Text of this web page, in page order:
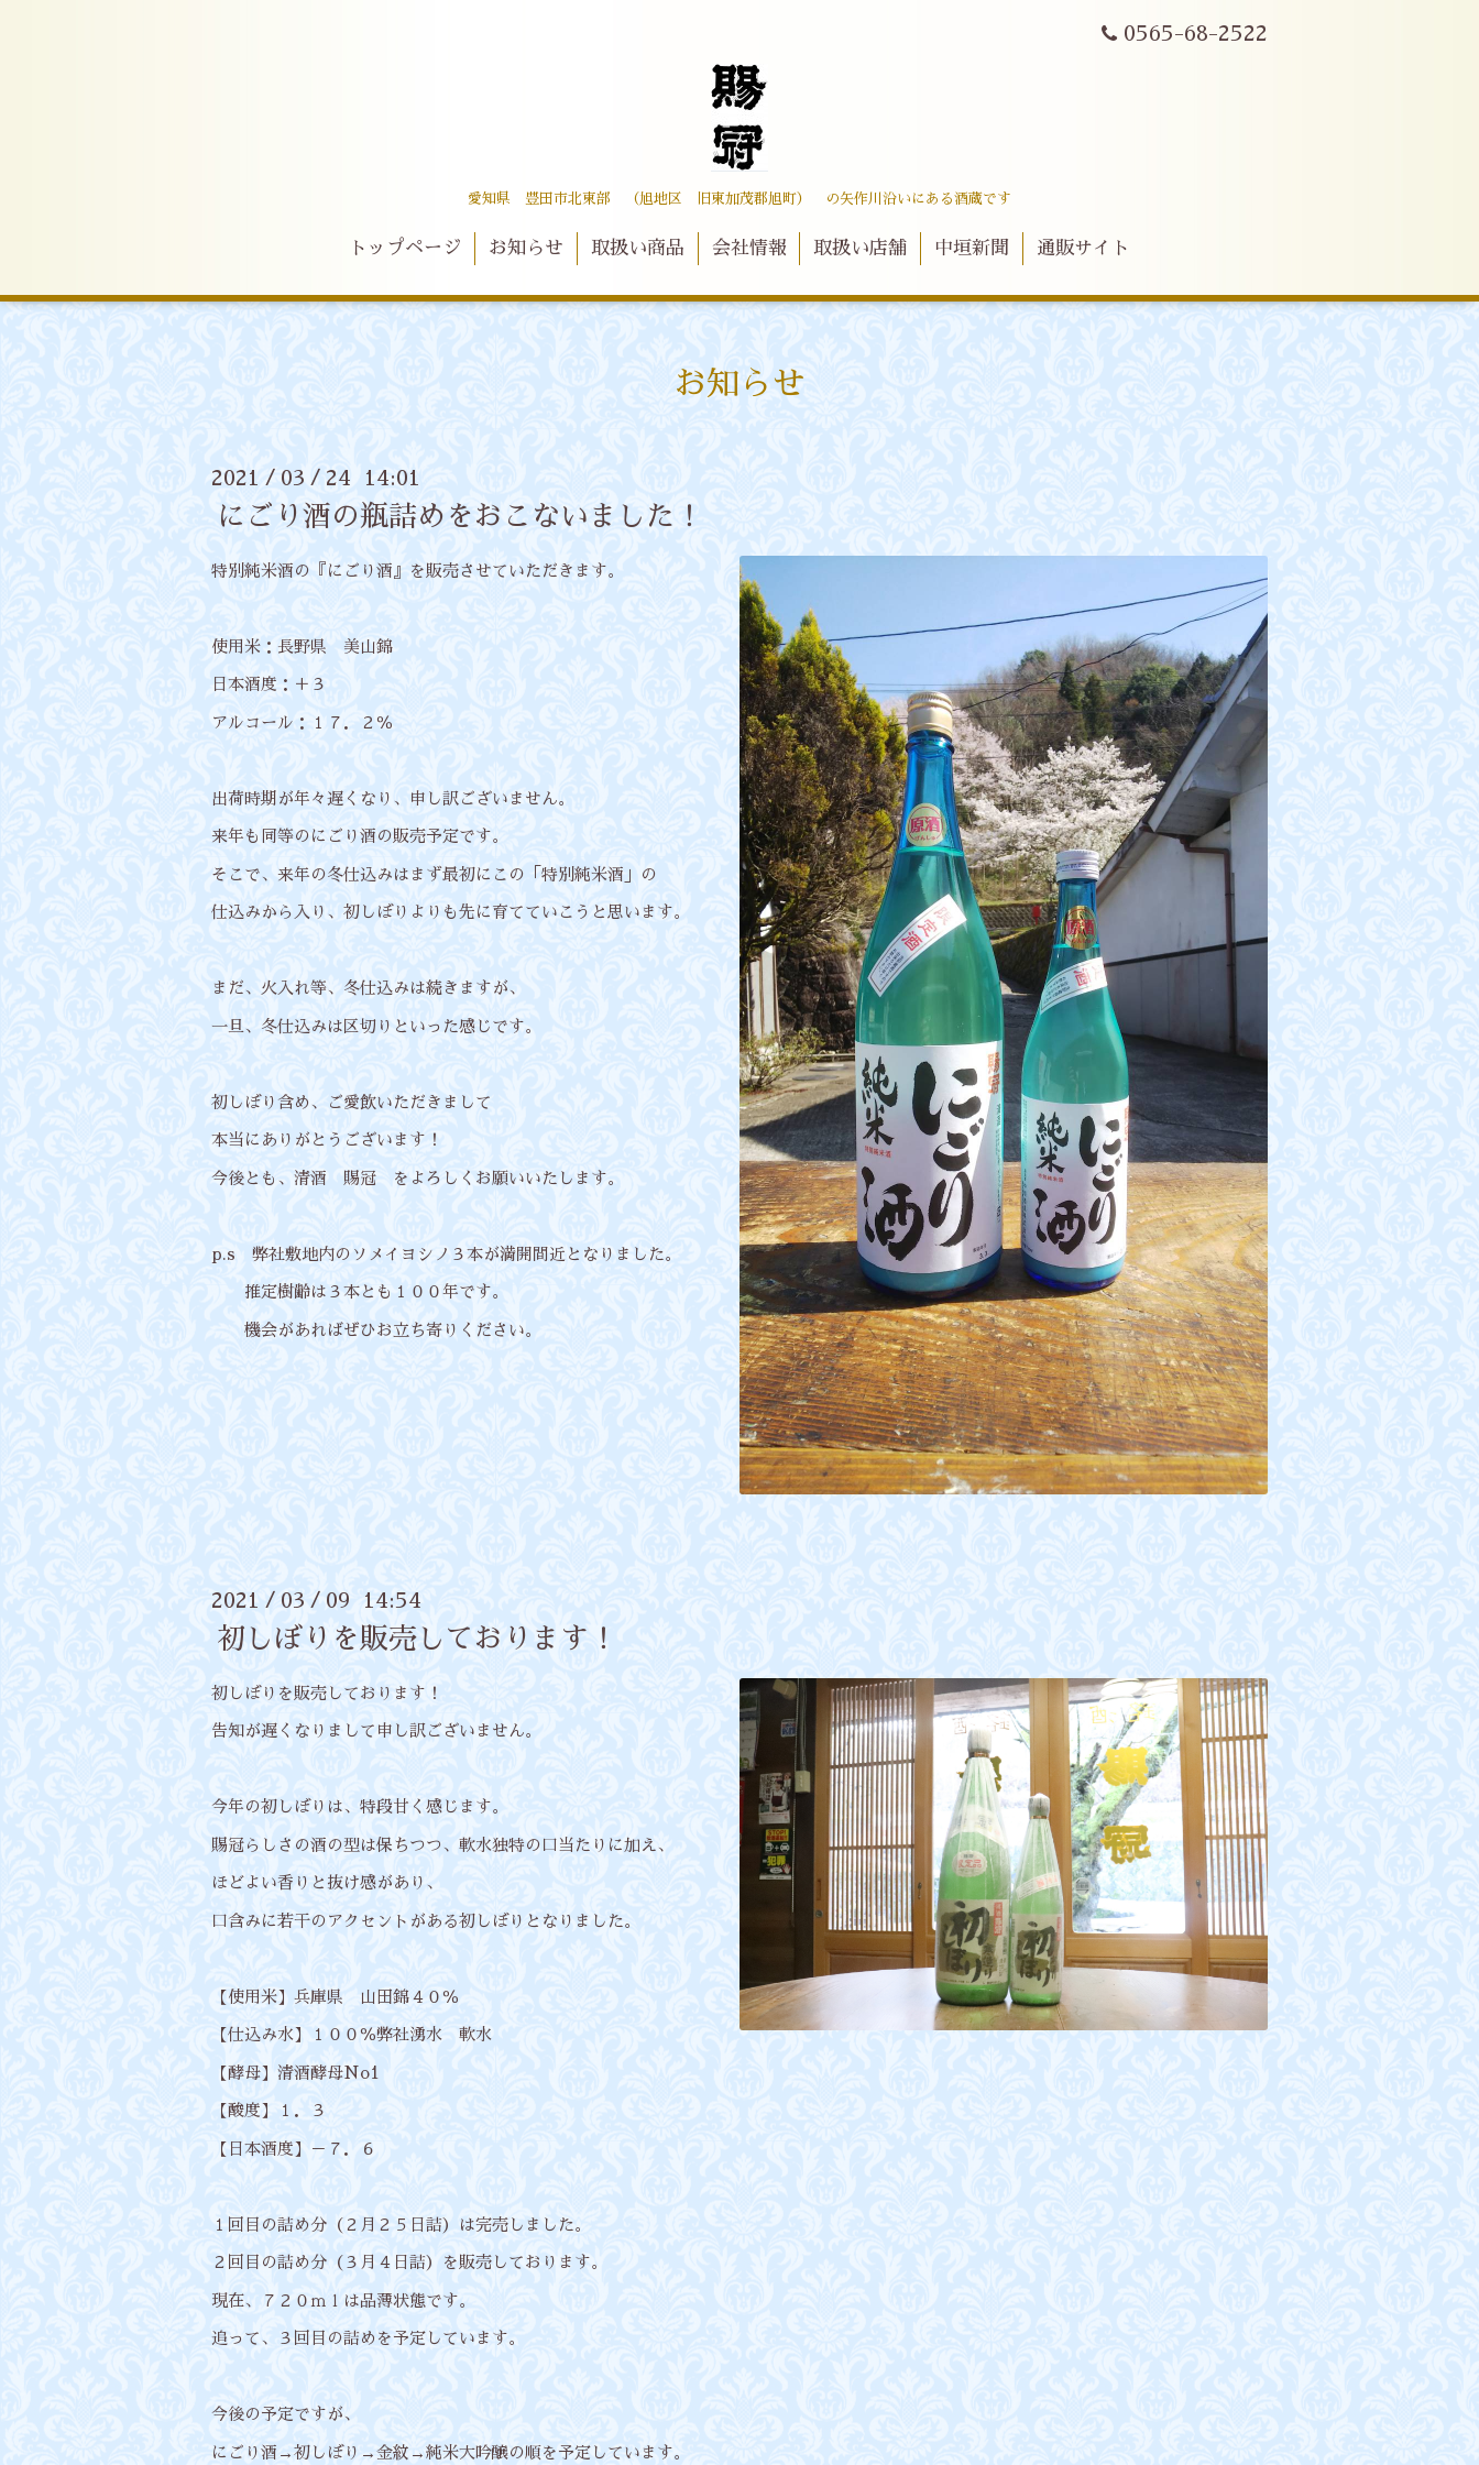
0565-68-2522
愛知県 豊田市北東部 （旭地区 旧東加茂郡旭町） の矢作川沿いにある酒蔵です
トップページ お知らせ 取扱い商品 会社情報 取扱い店舗 中垣新聞 通販サイト
お知らせ
2021 / 03 / 24 14:01
にごり酒の瓶詰めをおこないました！
特別純米酒の『にごり酒』を販売させていただきます。
使用米：長野県 美山錦
日本酒度：＋３
アルコール：１７．２％
出荷時期が年々遅くなり、申し訳ございません。
来年も同等のにごり酒の販売予定です。
そこで、来年の冬仕込みはまず最初にこの「特別純米酒」の
仕込みから入り、初しぼりよりも先に育てていこうと思います。
まだ、火入れ等、冬仕込みは続きますが、
一旦、冬仕込みは区切りといった感じです。
初しぼり含め、ご愛飲いただきまして
本当にありがとうございます！
今後とも、清酒 賜冠 をよろしくお願いいたします。
p.s 弊社敷地内のソメイヨシノ３本が満開間近となりました。
推定樹齢は３本とも１００年です。
機会があればぜひお立ち寄りください。
2021 / 03 / 09 14:54
初しぼりを販売しております！
初しぼりを販売しております！
告知が遅くなりまして申し訳ございません。
今年の初しぼりは、特段甘く感じます。
賜冠らしさの酒の型は保ちつつ、軟水独特の口当たりに加え、
ほどよい香りと抜け感があり、
口含みに若干のアクセントがある初しぼりとなりました。
【使用米】兵庫県 山田錦４０％
【仕込み水】１００％弊社湧水 軟水
【酵母】清酒酵母No1
【酸度】１．３
【日本酒度】－７．６
１回目の詰め分（２月２５日詰）は完売しました。
２回目の詰め分（３月４日詰）を販売しております。
現在、７２０ｍｌは品薄状態です。
追って、３回目の詰めを予定しています。
今後の予定ですが、
にごり酒→初しぼり→金紋→純米大吟醸の順を予定しています。